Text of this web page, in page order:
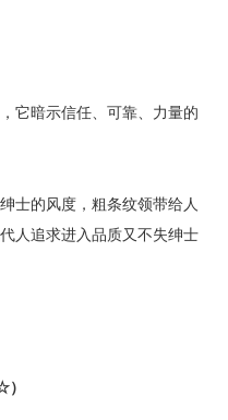
它暗示信任、可靠、力量的
士的风度，粗条纹领带给人
人追求进入品质又不失绅士
）